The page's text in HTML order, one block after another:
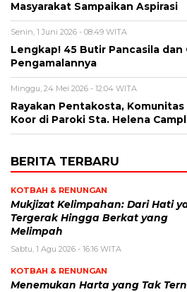
Masyarakat Sampaikan Aspirasi
Senin, 1 Juni 2026 - 08:49 WITA
Lengkap! 45 Butir Pancasila dan
Pengamalannya
Minggu, 24 Mei 2026 - 12:04 WITA
Rayakan Pentakosta,
Koor di Paroki Sta. Helena
BERITA TERBARU
KOTBAH & RENUNGAN
Mukjizat Kelimpahan: Dari Hati
Tergerak Hingga Berkat yang
Melimpah
Sabtu, 1 Agu 2026 - 16:16 WITA
KOTBAH & RENUNGAN
Menemukan Harta yang Tak